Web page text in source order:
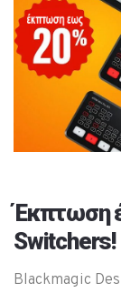
Έκπτωση
Switchers!
Blackmagic